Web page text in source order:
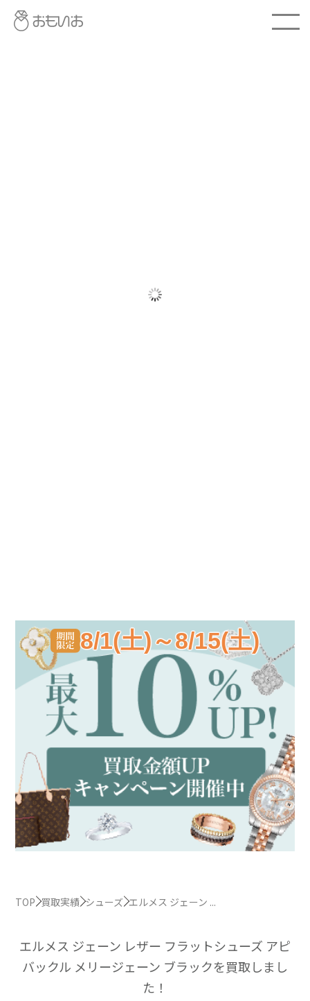
8/1(土)～8/15(土)
TOP 買取実績 シューズ エルメス ジェーン ...
エルメス ジェーン レザー フラットシューズ アピ
バックル メリージェーン ブラックを買取しまし
た！